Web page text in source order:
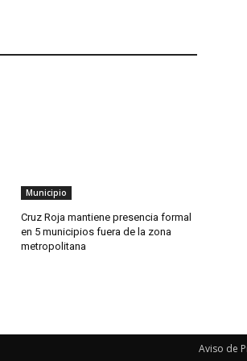
Municipio
Cruz Roja mantiene presencia formal
en 5 municipios fuera de la zona
metropolitana
Aviso de